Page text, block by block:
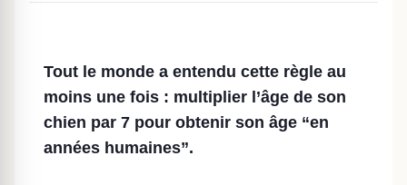
Tout le monde a entendu cette règle au
moins une fois : multiplier l’âge de son
chien par 7 pour obtenir son âge “en
années humaines”.